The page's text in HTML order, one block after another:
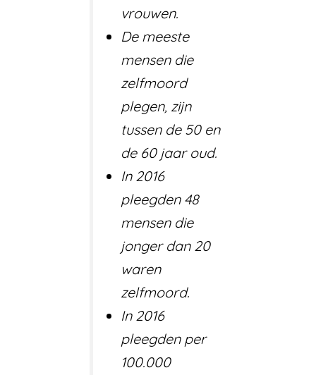
vrouwen.
De meeste
mensen die
zelfmoord
plegen, zijn
tussen de 50 en
de 60 jaar oud.
In 2016
pleegden 48
mensen die
jonger dan 20
waren
zelfmoord.
In 2016
pleegden per
100.000